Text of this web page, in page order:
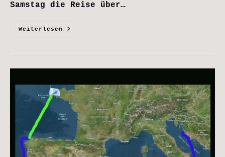
Samstag die Reise über…
Weiterlesen
Osterferien